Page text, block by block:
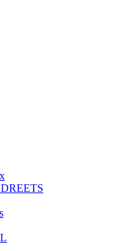
DREETS